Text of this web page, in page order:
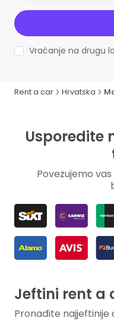
Vraćanje na drugu
Rent a car Hrvatska
Usporedite
Povezujemo
Jeftini rent a
Pronađite najjeftinije